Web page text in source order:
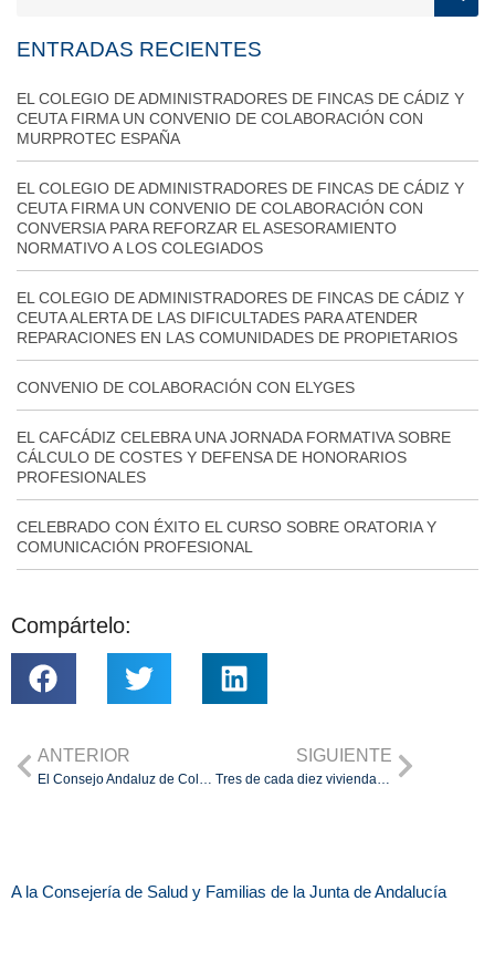
ENTRADAS RECIENTES
EL COLEGIO DE ADMINISTRADORES DE FINCAS DE CÁDIZ Y
CEUTA FIRMA UN CONVENIO DE COLABORACIÓN CON
MURPROTEC ESPAÑA
EL COLEGIO DE ADMINISTRADORES DE FINCAS DE CÁDIZ Y
CEUTA FIRMA UN CONVENIO DE COLABORACIÓN CON
CONVERSIA PARA REFORZAR EL ASESORAMIENTO
NORMATIVO A LOS COLEGIADOS
EL COLEGIO DE ADMINISTRADORES DE FINCAS DE CÁDIZ Y
CEUTA ALERTA DE LAS DIFICULTADES PARA ATENDER
REPARACIONES EN LAS COMUNIDADES DE PROPIETARIOS
CONVENIO DE COLABORACIÓN CON ELYGES
EL CAFCÁDIZ CELEBRA UNA JORNADA FORMATIVA SOBRE
CÁLCULO DE COSTES Y DEFENSA DE HONORARIOS
PROFESIONALES
CELEBRADO CON ÉXITO EL CURSO SOBRE ORATORIA Y
COMUNICACIÓN PROFESIONAL
Compártelo:
ANTERIOR
El Consejo Andaluz de Colegios de Administradores de Fincas recomienda que se eviten las reuniones de juntas de propietarios
SIGUIENTE
Tres de cada diez viviendas de la provincia de Cádiz se verían afectadas por el Segundo Dividendo Digital
A la Consejería de Salud y Familias de la Junta de Andalucía